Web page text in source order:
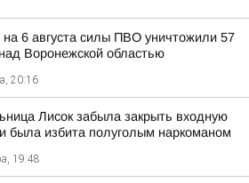
на 6 августа силы ПВО уничтожили 57
Воронежской областью
20:16
Лисок забыла закрыть входную
была избита полуголым наркоманом
19:48